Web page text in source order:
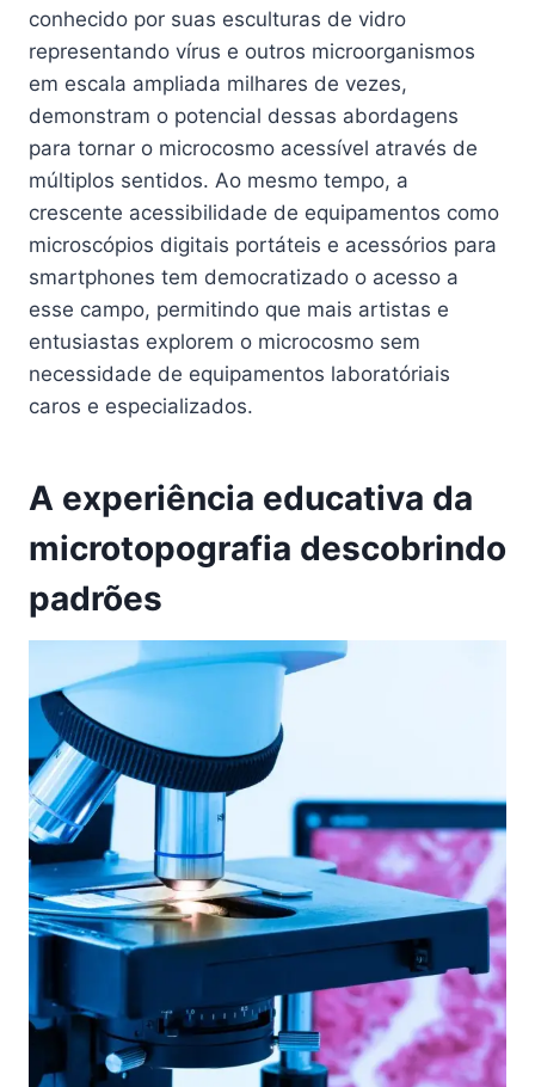
conhecido por suas esculturas de vidro
representando vírus e outros microorganismos
em escala ampliada milhares de vezes,
demonstram o potencial dessas abordagens
para tornar o microcosmo acessível através de
múltiplos sentidos. Ao mesmo tempo, a
crescente acessibilidade de equipamentos como
microscópios digitais portáteis e acessórios para
smartphones tem democratizado o acesso a
esse campo, permitindo que mais artistas e
entusiastas explorem o microcosmo sem
necessidade de equipamentos laboratóriais
caros e especializados.
A experiência educativa da
microtopografia descobrindo
padrões